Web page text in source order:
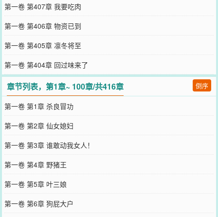
第一卷 第407章 我要吃肉
第一卷 第406章 物资已到
第一卷 第405章 凛冬将至
第一卷 第404章 回过味来了
章节列表，第1章~ 100章/共416章 倒序
第一卷 第1章 杀良冒功
第一卷 第2章 仙女媳妇
第一卷 第3章 谁敢动我女人！
第一卷 第4章 野猪王
第一卷 第5章 叶三娘
第一卷 第6章 狗屁大户